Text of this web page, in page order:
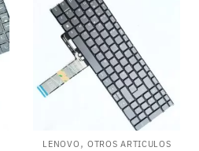
LENOVO , OTROS ARTICULOS